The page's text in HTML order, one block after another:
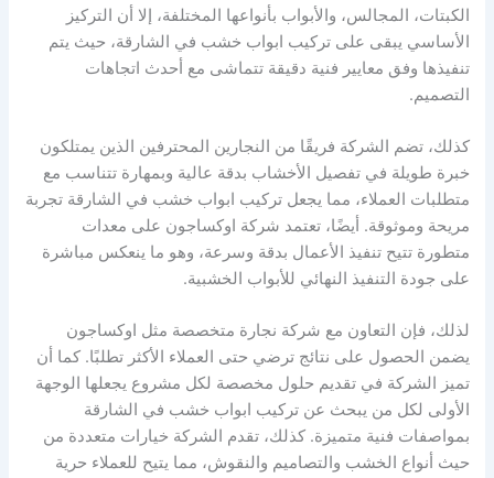
الكبتات، المجالس، والأبواب بأنواعها المختلفة، إلا أن التركيز
الأساسي يبقى على تركيب ابواب خشب في الشارقة، حيث يتم
تنفيذها وفق معايير فنية دقيقة تتماشى مع أحدث اتجاهات
التصميم.
كذلك، تضم الشركة فريقًا من النجارين المحترفين الذين يمتلكون
خبرة طويلة في تفصيل الأخشاب بدقة عالية وبمهارة تتناسب مع
متطلبات العملاء، مما يجعل تركيب ابواب خشب في الشارقة تجربة
مريحة وموثوقة. أيضًا، تعتمد شركة اوكساجون على معدات
متطورة تتيح تنفيذ الأعمال بدقة وسرعة، وهو ما ينعكس مباشرة
على جودة التنفيذ النهائي للأبواب الخشبية.
لذلك، فإن التعاون مع شركة نجارة متخصصة مثل اوكساجون
يضمن الحصول على نتائج ترضي حتى العملاء الأكثر تطلبًا. كما أن
تميز الشركة في تقديم حلول مخصصة لكل مشروع يجعلها الوجهة
الأولى لكل من يبحث عن تركيب ابواب خشب في الشارقة
بمواصفات فنية متميزة. كذلك، تقدم الشركة خيارات متعددة من
حيث أنواع الخشب والتصاميم والنقوش، مما يتيح للعملاء حرية